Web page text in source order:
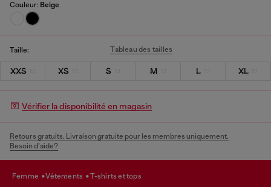
Couleur: Beige
Taille: Tableau des tailles
XXS XS S M L XL
Vérifier la disponibilité en magasin
Retours gratuits. Livraison gratuite pour les membres uniquement.
Besoin d’aide?
femme vêtements t-shirts et tops